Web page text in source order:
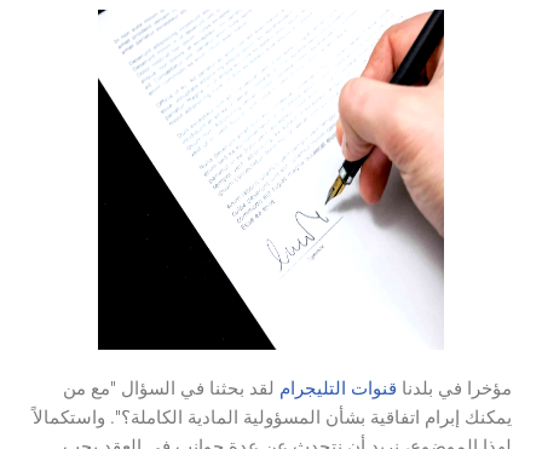
مؤخرا في بلدنا قنوات التليجرام لقد بحثنا في السؤال "مع من
يمكنك إبرام اتفاقية بشأن المسؤولية المادية الكاملة؟". واستكمالاً